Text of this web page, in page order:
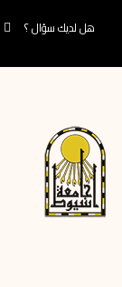
الرئيسي
هل لديك سؤال ؟